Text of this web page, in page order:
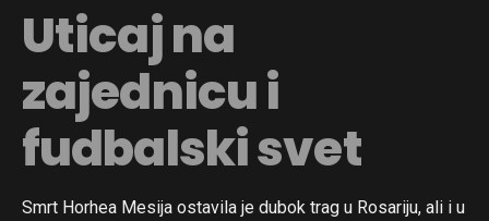
Uticaj na
zajednicu i
fudbalski svet
Smrt Horhea Mesija ostavila je dubok trag u Rosariju, ali i u